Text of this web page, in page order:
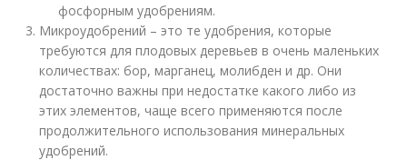
фосфорным удобрениям.
Микроудобрений – это те удобрения, которые
требуются для плодовых деревьев в очень маленьких
количествах: бор, марганец, молибден и др. Они
достаточно важны при недостатке какого либо из
этих элементов, чаще всего применяются после
продолжительного использования минеральных
удобрений.